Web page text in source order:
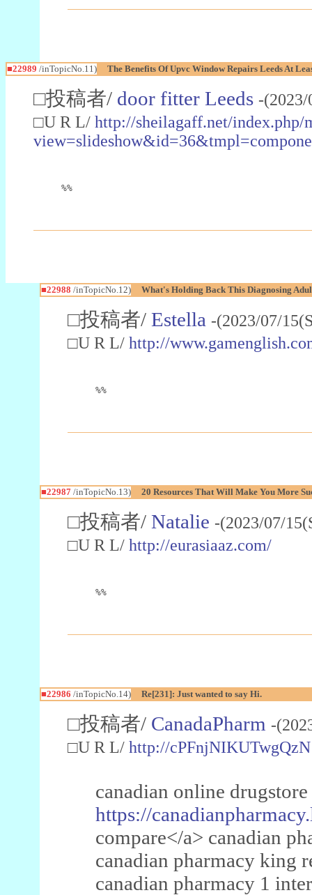
■22989 /inTopicNo.11) The Benefits Of Upvc Window Repairs Leeds At
□投稿者/ door fitter Leeds -
□U R L/ http://sheilagaff.net/index.php/
%%
■22988 /inTopicNo.12) What's Holding Back This Diagnosing
□投稿者/ Estella -(2023/07/
□U R L/ http://
%%
■22987/inTopicNo.13) 20 Resources That Will Make You More
□投稿者/ Natalie -(2023/07/
□U R L/ http://eurasiaaz.com/
%%
■22986 /inTopicNo.14) Re[231]: Just wanted to say Hi.
□投稿者/ CanadaPharm -
□U R L/ http://cPFnjNIKUTwgQzN
canadian online
https://
compare</a> canadian
canadian pharmacy king
canadian pharmacy 1